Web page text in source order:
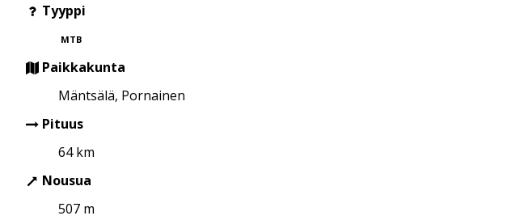
Tyyppi
MTB
Paikkakunta
Mäntsälä, Pornainen
Pituus
64 km
Nousua
507 m